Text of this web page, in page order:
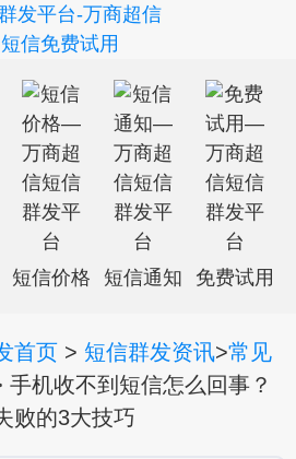
短信价格 短信通知 免费试用
首页 > 短信群发资讯>常见
手机收不到短信怎么回事？
败的3大技巧